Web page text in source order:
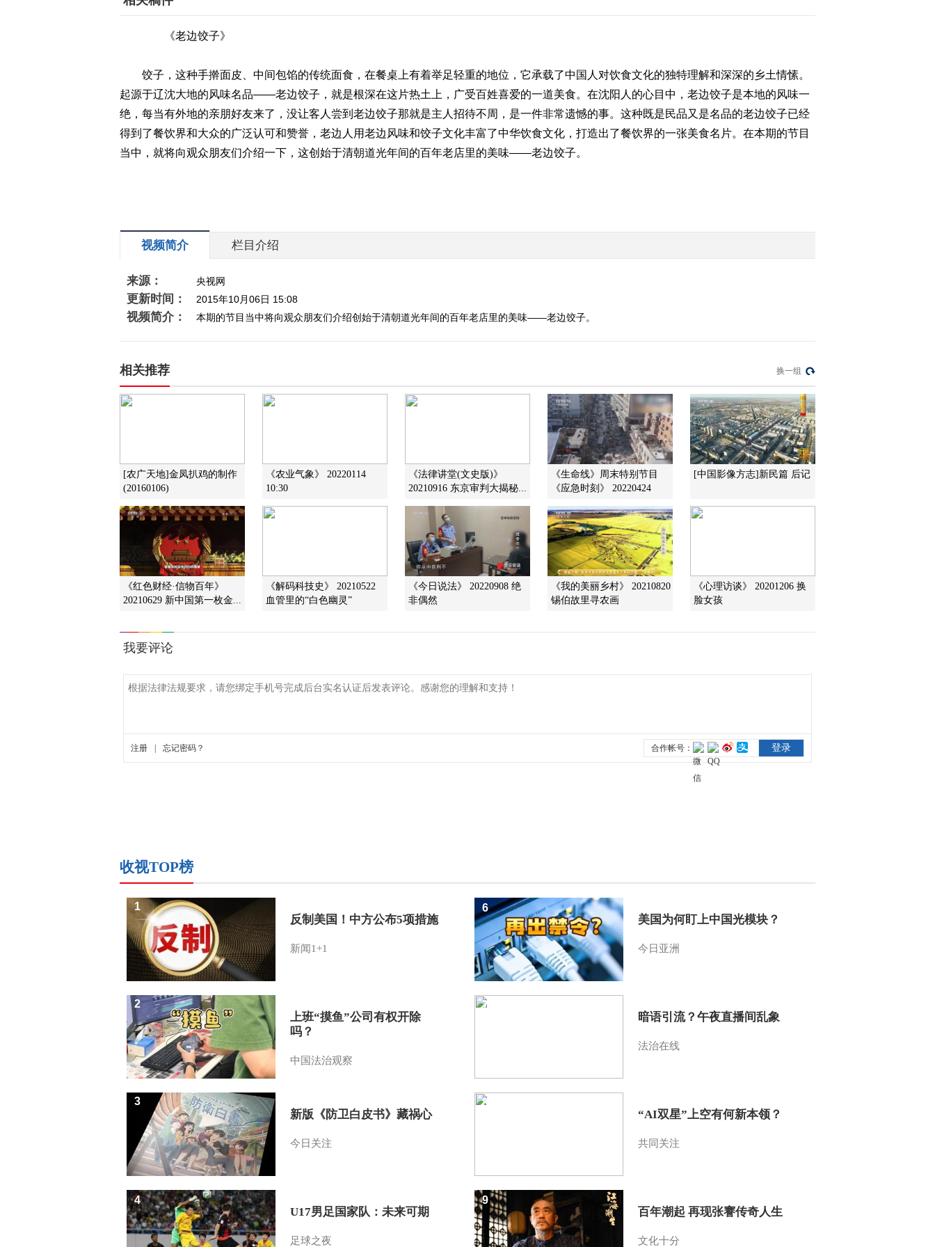
发生与防治(20151019)
2015-10-19 16:16:03
[农广天地]北方室外河蟹
2015-10-16 16:06:02
[农广天地]从农田到餐桌
2015-10-15 20:14:15
[农广天地]味美巢湖
(20151015)
[农广天地]美丽乡村新田
[农广天地]温室大棚蔬菜
[农广天地]从农田到餐桌
[农广天地]四平梅花鹿养
殖技术(20151013)
如何提高花椰菜的商品品
质/如何提高石榴坐果率
2015-10-09 19:56:01
[农广天地]从农田到餐桌
走进敦煌(20151008)
《老边饺子》
饺子，这种手擀面皮、中间包馅的传统面食，在餐桌上有着举足轻重的地位，它承载了中国人对饮食文化的独特理解和深深的乡土情愫。
起源于辽沈大地的风味名品——老边饺子，就是根深在这片热土上，广受百姓喜爱的一道美食。在沈阳人的心目中，老边饺子是本地的风味一
绝，每当有外地的亲朋好友来了，没让客人尝到老边饺子那就是主人招待不周，是一件非常遗憾的事。这种既是民品又是名品的老边饺子已经
得到了餐饮界和大众的广泛认可和赞誉，老边人用老边风味和饺子文化丰富了中华饮食文化，打造出了餐饮界的一张美食名片。在本期的节目
当中，就将向观众朋友们介绍一下，这创始于清朝道光年间的百年老店里的美味——老边饺子。
视频简介 栏目介绍
来源： 央视网
更新时间： 2015年10月06日 15:08
视频简介： 本期的节目当中将向观众朋友们介绍创始于清朝道光年间的百年老店里的美味——老边饺子。
相关推荐 换一组
[农广天地]金凤扒鸡的制作
(20160106)
《农业气象》 20220114
10:30
《法律讲堂(文史版)》
20210916 东京审判大揭秘...
《生命线》周末特别节目
《应急时刻》 20220424
[中国影像方志]新民篇 后记
《红色财经·信物百年》
20210629 新中国第一枚金...
《解码科技史》 20210522
血管里的“白色幽灵”
《今日说法》 20220908 绝
非偶然
《我的美丽乡村》 20210820
锡伯故里寻农画
《心理访谈》 20201206 换
脸女孩
收视TOP榜
反制美国！中方公布5项措施
新闻1+1
1
上班“摸鱼”公司有权开除
吗？
中国法治观察
2
新版《防卫白皮书》藏祸心
今日关注
3
U17男足国家队：未来可期
足球之夜
4
美国为何盯上中国光模块？
今日亚洲
6
暗语引流？午夜直播间乱象
法治在线
7
“AI双星”上空有何新本领？
共同关注
8
百年潮起 再现张謇传奇人生
文化十分
9